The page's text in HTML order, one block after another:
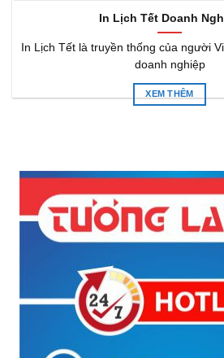
In Lịch Tết Doanh
In Lịch Tết là truyền thống của người
doanh nghiệp
XEM THÊM